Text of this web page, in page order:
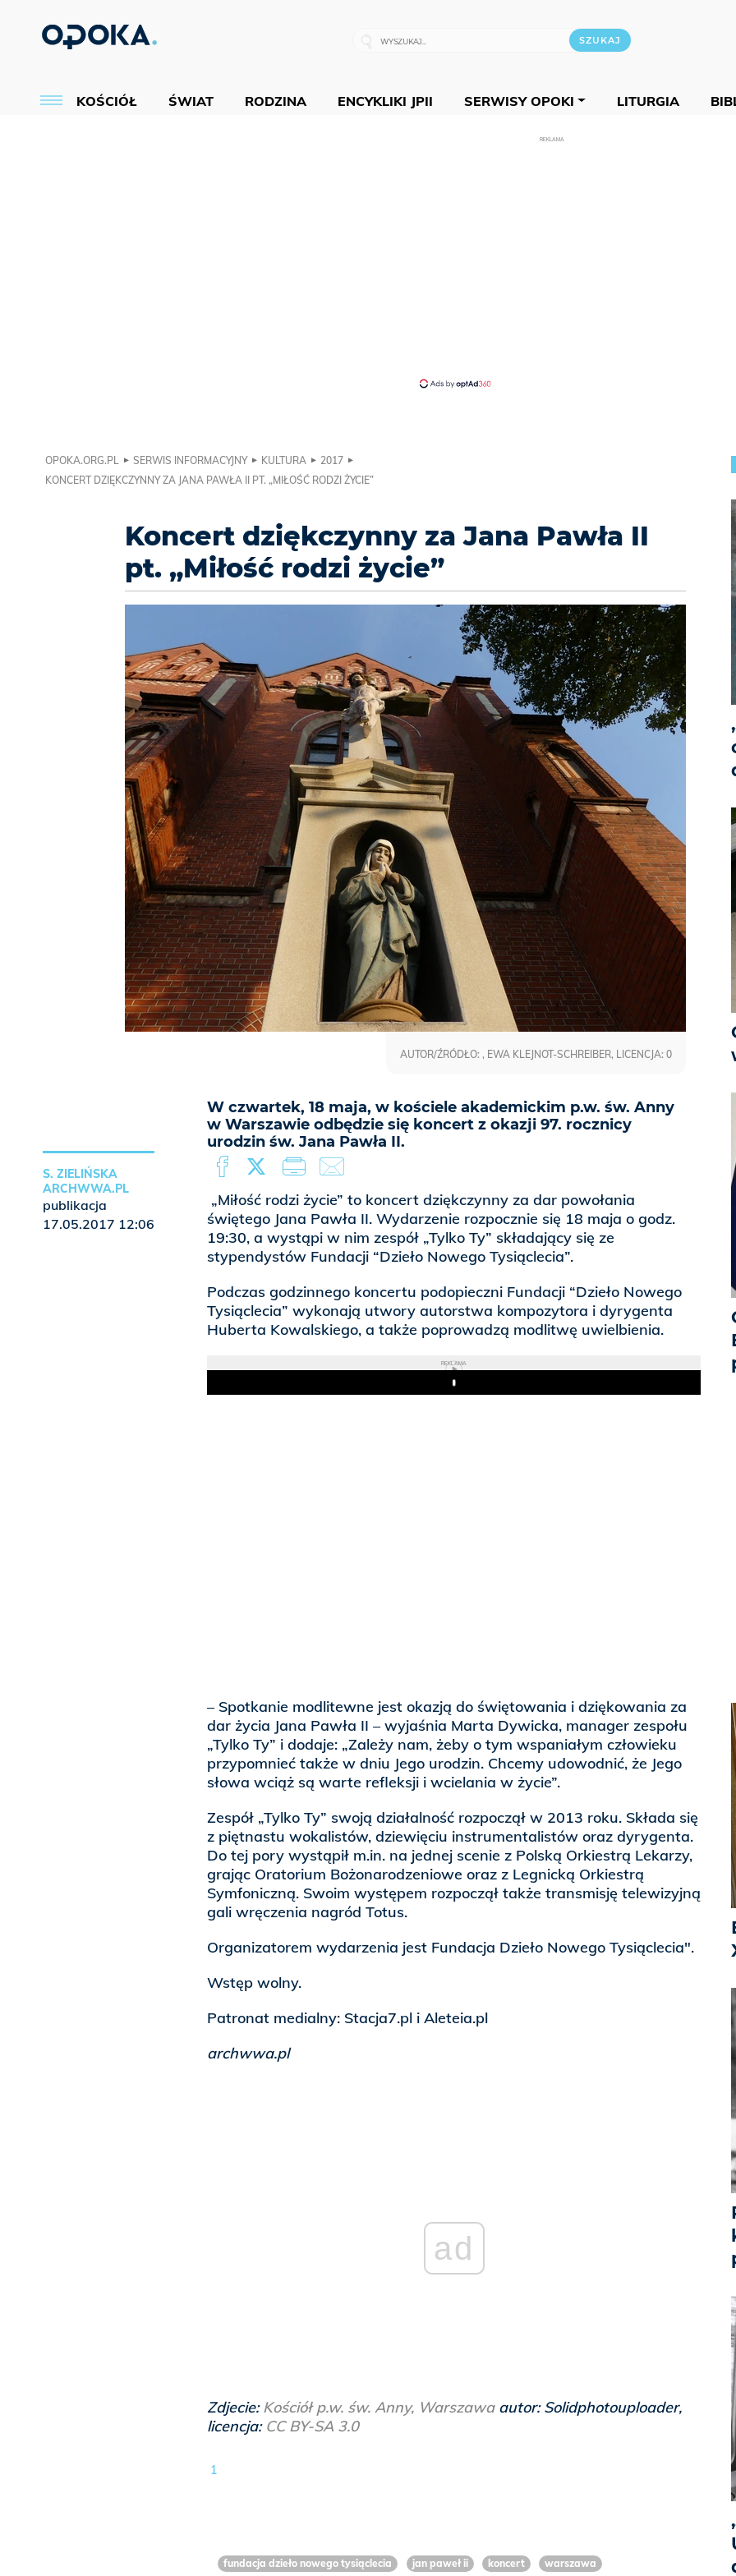
KOŚCIÓŁ ŚWIAT RODZINA ENCYKLIKI JPII SERWISY OPOKI LITURGIA
REKLAMA
OPOKA.ORG.PL SERWIS INFORMACYJNY KULTURA
2017
KONCERT DZIĘKCZYNNY ZA JANA PAWŁA II PT. „MIŁOŚĆ RODZI ŻYCIE”
Koncert dziękczynny za Jana Pawła II
pt. „Miłość rodzi życie”
W czwartek, 18 maja, w kościele akademickim p.w. św. Anny
w Warszawie odbędzie się koncert z okazji 97. rocznicy
urodzin św. Jana Pawła II.
AUTOR/ŹRÓDŁO: , EWA KLEJNOT-SCHREIBER, LICENCJA: 0
„Miłość rodzi życie” to koncert dziękczynny za dar powołania
świętego Jana Pawła II. Wydarzenie rozpocznie się 18 maja o godz.
19:30, a wystąpi w nim zespół „Tylko Ty” składający się ze
stypendystów Fundacji “Dzieło Nowego Tysiąclecia”.
Podczas godzinnego koncertu podopieczni Fundacji “Dzieło Nowego
Tysiąclecia” wykonają utwory autorstwa kompozytora i dyrygenta
Huberta Kowalskiego, a także poprowadzą modlitwę uwielbienia.
REKLAMA
Play
– Spotkanie modlitewne jest okazją do świętowania i dziękowania za
dar życia Jana Pawła II – wyjaśnia Marta Dywicka, manager zespołu
„Tylko Ty” i dodaje: „Zależy nam, żeby o tym wspaniałym człowieku
przypomnieć także w dniu Jego urodzin. Chcemy udowodnić, że Jego
słowa wciąż są warte refleksji i wcielania w życie”.
Zespół „Tylko Ty” swoją działalność rozpoczął w 2013 roku. Składa się
z piętnastu wokalistów, dziewięciu instrumentalistów oraz dyrygenta.
Do tej pory wystąpił m.in. na jednej scenie z Polską Orkiestrą Lekarzy,
grając Oratorium Bożonarodzeniowe oraz z Legnicką Orkiestrą
Symfoniczną. Swoim występem rozpoczął także transmisję telewizyjną
gali wręczenia nagród Totus.
Organizatorem wydarzenia jest Fundacja Dzieło Nowego Tysiąclecia".
Wstęp wolny.
Patronat medialny: Stacja7.pl i Aleteia.pl
archwwa.pl
ad
Zdjecie:Kościół p.w. św. Anny, Warszawaautor: Solidphotouploader,
licencja: CC BY-SA 3.0
1
S. ZIELIŃSKA
ARCHWWA.PL
publikacja
17.05.2017 12:06
fundacja dzieło nowego tysiąclecia jan paweł ii koncert warszawa